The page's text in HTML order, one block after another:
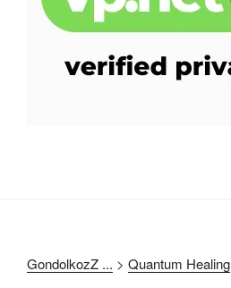
GondolkozZ ... > Quantum Healing